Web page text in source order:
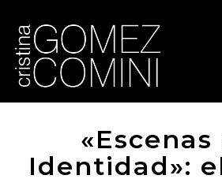
«Escenas
Identidad»: